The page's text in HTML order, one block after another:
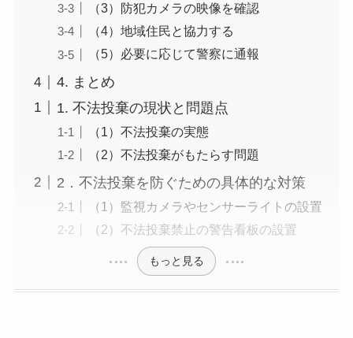
（3）防犯カメラの映像を確認
（4）地域住民と協力する
（5）必要に応じて警察に通報
4. まとめ
1. 不法投棄の現状と問題点
（1）不法投棄の実態
（2）不法投棄がもたらす問題
2．不法投棄を防ぐための具体的な対策
（1）監視カメラやセンサーライトの設置
（2）不法投棄禁止の警告看板の設置
もっと見る